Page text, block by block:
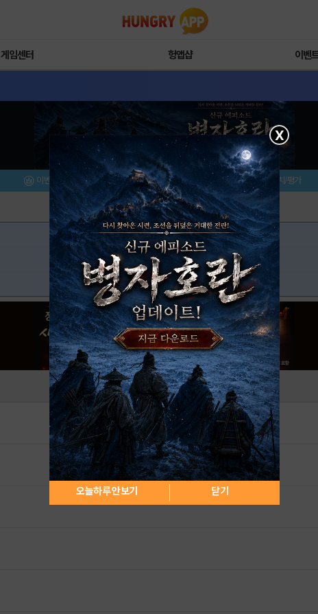
게임센터 헝앱샵 이벤
이벤트/미션 설치/평가
X
오늘하루 안보기 닫기